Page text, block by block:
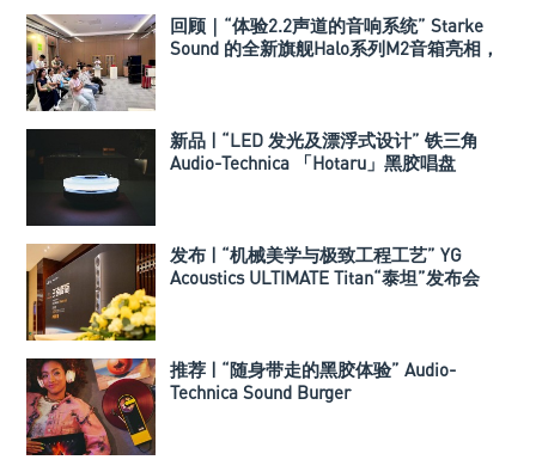
回顾｜“体验2.2声道的音响系统” Starke
Sound 的全新旗舰Halo系列M2音箱亮相，
新品 | “LED 发光及漂浮式设计” 铁三角
Audio-Technica 「Hotaru」黑胶唱盘
发布 | “机械美学与极致工程工艺” YG
Acoustics ULTIMATE Titan“泰坦”发布会
推荐 | “随身带走的黑胶体验” Audio-
Technica Sound Burger